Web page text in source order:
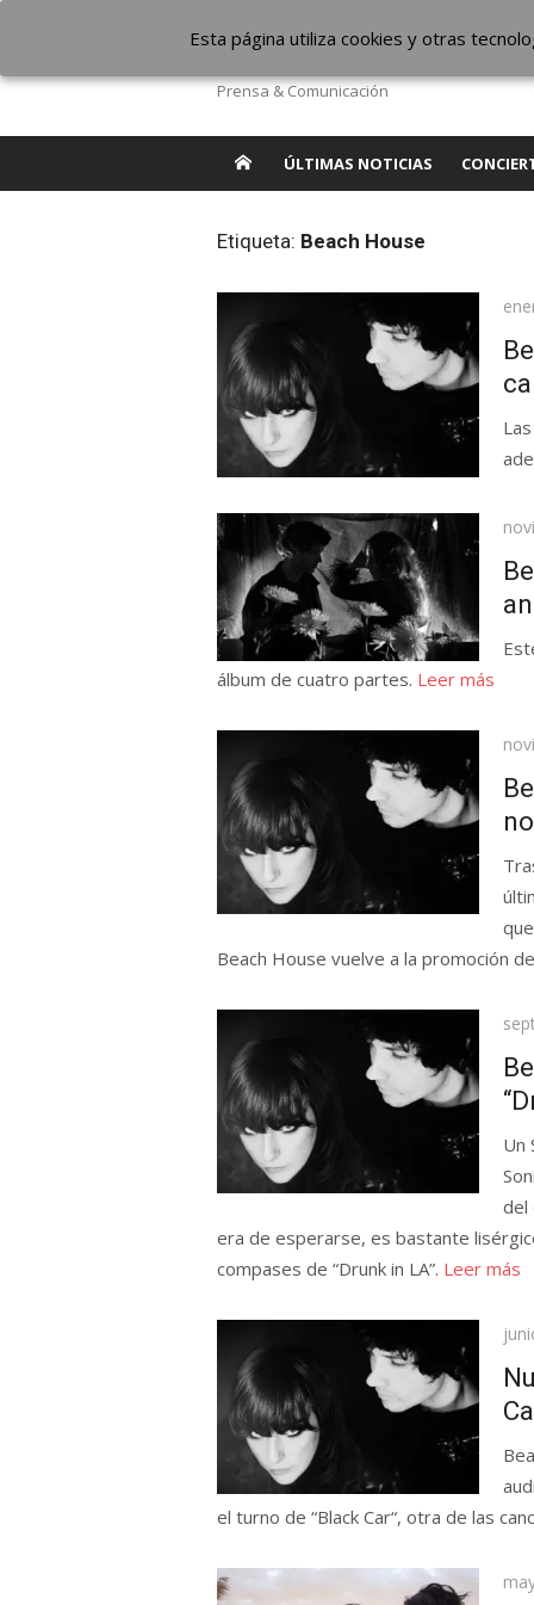
contenido
The Borderline
Prensa & Comunicación
ÚLTIMAS NOTICIAS
Etiqueta: Beach House
álbum de cuatro partes. Leer más
Beach House vuelve a la promoción
Un
del
era de esperarse, es bastante
compases de “Drunk in LA”. Leer más
el turno de “Black Car“, otra de las
Esta página utiliza cookies y otras